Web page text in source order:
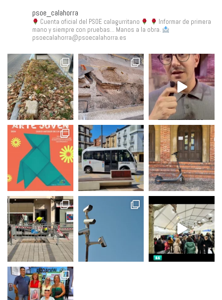
psoe_calahorra
Cuenta oficial del PSOE calagurritano
Informar de primera
mano y siempre con pruebas... Manos a la obra.
psoecalahorra@psoecalahorra.es